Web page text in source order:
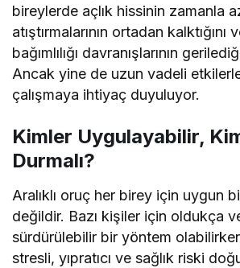
bireylerde açlık hissinin zamanla
atıştırmalarının ortadan kalktığını
bağımlılığı davranışlarının
Ancak yine de uzun vadeli
çalışmaya ihtiyaç duyuluyor.
Kimler Uygulayabilir,
Durmalı?
Aralıklı oruç her birey için uygun
değildir. Bazı kişiler için oldukça
sürdürülebilir bir yöntem
stresli, yıpratıcı ve sağlık riski